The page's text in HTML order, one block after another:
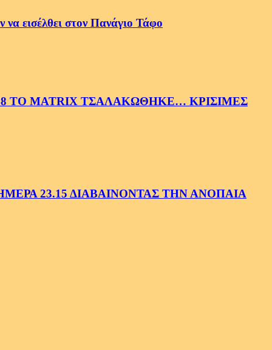
εισέλθει στον Πανάγιο Τάφο
MATRIX ΤΣΑΛΑΚΩΘΗΚΕ… ΚΡΙΣΙΜΕΣ
23.15 ΔΙΑΒΑΙΝΟΝΤΑΣ ΤΗΝ ΑΝΟΠΑΙΑ